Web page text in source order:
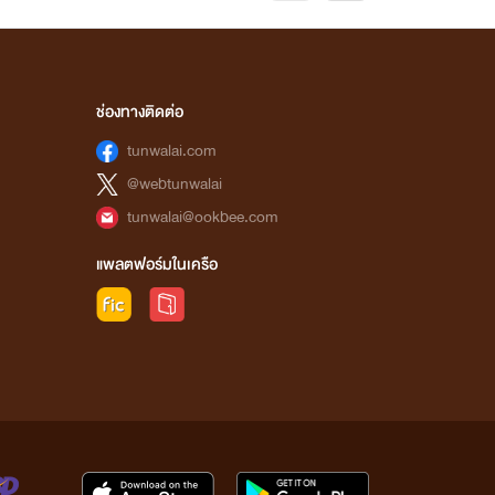
ช่องทางติดต่อ
tunwalai.com
@webtunwalai
tunwalai@ookbee.com
แพลตฟอร์มในเครือ